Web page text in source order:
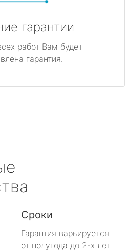
гарантии
работ Вам будет
гарантия.
Сроки
Гарантия варьируется
от полугода до 2-х лет